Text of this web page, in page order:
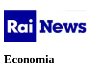
Economia